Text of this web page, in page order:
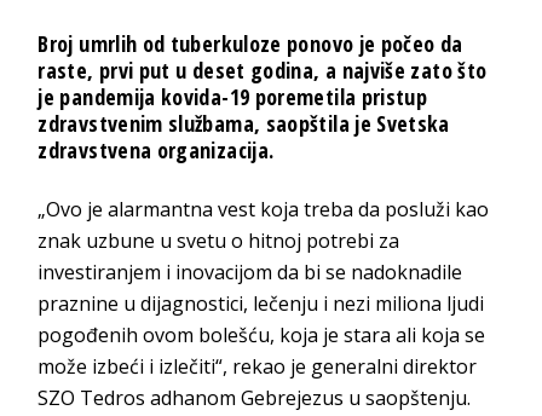
Broj umrlih od tuberkuloze ponovo je počeo da
raste, prvi put u deset godina, a najviše zato što
je pandemija kovida-19 poremetila pristup
zdravstvenim službama, saopštila je Svetska
zdravstvena organizacija.
„Ovo je alarmantna vest koja treba da posluži kao
znak uzbune u svetu o hitnoj potrebi za
investiranjem i inovacijom da bi se nadoknadile
praznine u dijagnostici, lečenju i nezi miliona ljudi
pogođenih ovom bolešću, koja je stara ali koja se
može izbeći i izlečiti“, rekao je generalni direktor
SZO Tedros adhanom Gebrejezus u saopštenju.